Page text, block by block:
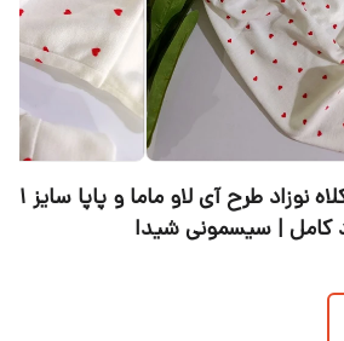
ست بادی و شلوار و کلاه نوزاد طرح آی لاو ماما و پاپا سایز ۱